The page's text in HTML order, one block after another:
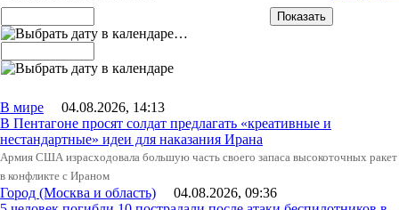
…
В мире 04.08.2026, 14:13
В Пентагоне просят солдат предлагать «креативные и
нестандартные» идеи для наказания Ирана
Армия США израсходовала большую часть своего запаса высокоточных ракет
в конфликте с Ираном
Город (Москва и область) 04.08.2026, 09:36